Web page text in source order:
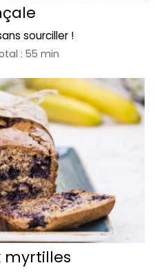
sourciller !
: 55 min
myrtilles